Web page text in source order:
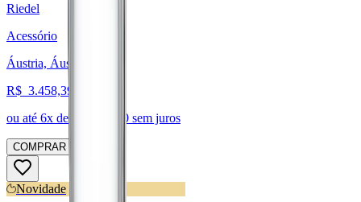
Riedel
Acessório
Áustria, Áustria
R$ 3.458,39
ou até 6x de R$ 576,40 sem juros
COMPRAR
Novidade